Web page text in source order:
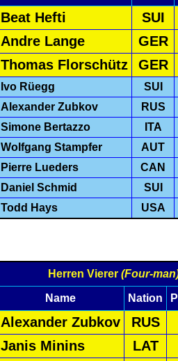
Beat Hefti
SUI
Andre Lange
GER
Thomas Florschütz GER
Ivo Rüegg
SUI
Alexander Zubkov
RUS
Simone Bertazzo
ITA
Wolfgang Stampfer
AUT
Pierre Lueders
CAN
Daniel Schmid
SUI
Todd Hays USA
Herren Vierer (Four-
Name Nation
Alexander Zubkov
RUS
Janis Minins
LAT